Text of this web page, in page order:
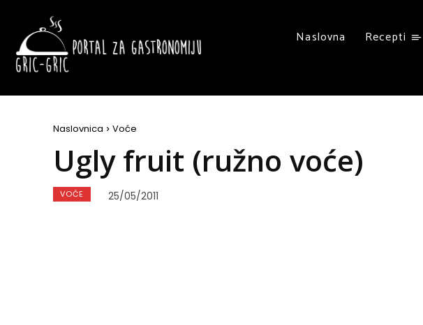
Naslovna Recepti
Naslovnica Voće
Ugly fruit (ružno voće)
VOĆE 25/05/2011